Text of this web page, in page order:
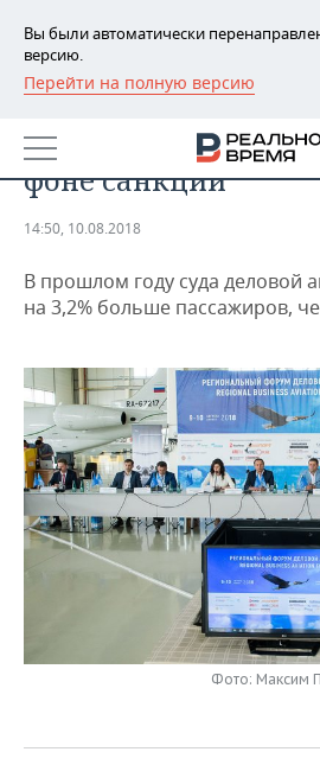
Вы были автоматически
версию.
Перейти на полную версию
РЕГИОНЫ
БАШКОРТОСТАН
ТАТАРСТАН
НОВОСТИ
АНАЛИТИКА
ДЕКЛАРАЦИИ О ДОХОДАХ
ВУЗЫ ТАТАРСТАНА
КОМУ ПРИНАДЛЕЖАТ
ТОРГОВЫЕ ЦЕНТРЫ
ТАТАРСТАНА
НОВОСТИ ЭКОНОМИКИ
БАНКИ
БЮДЖЕТ
ИНВЕСТИЦИИ
ПРОМЫШЛЕННОСТЬ
ПРОМЫШЛЕННОСТИ
АГРОПРОМ
МАШИНОСТРОЕНИЕ
НЕФТЕХИМИЯ
НОВОСТИ НЕДВИЖИМОСТИ
АВТО
НОВОСТИ АВТО
БИЗНЕС
НОВОСТИ БИЗНЕСА
РОЗНИЧНАЯ ТОРГОВЛЯ
ТЕХНОЛОГИИ
НОВОСТИ ТЕХНОЛОГИЙ
МЕРОПРИЯТИЯ
НОВОСТИ МЕРОПРИЯТИЙ
ВЫЕЗДНАЯ РЕДАКЦИЯ
Рынок деловой
фоне санкций
14:50, 10.08.2018
В прошлом году суда деловой
на 3,2% больше пассажиров,
Фото: Максим